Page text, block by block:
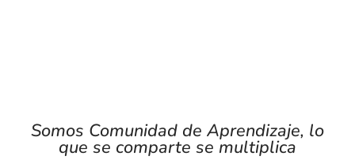
Somos Comunidad de Aprendizaje, lo
que se comparte se multiplica